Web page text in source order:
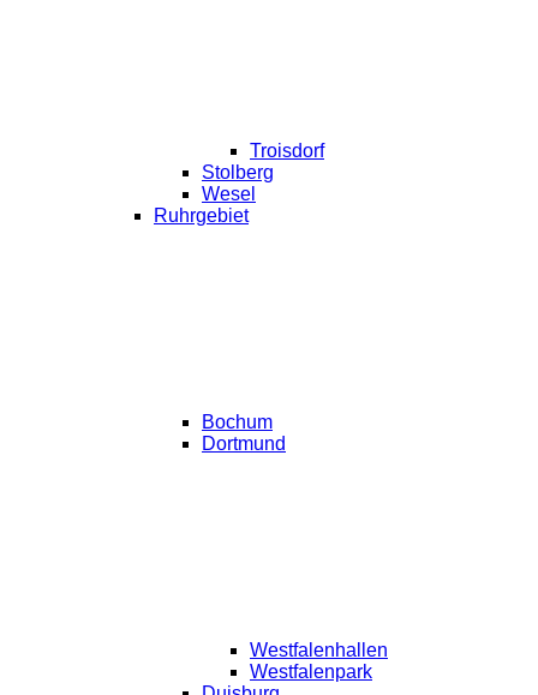
Troisdorf
Stolberg
Wesel
Ruhrgebiet
Bochum
Dortmund
Westfalenhallen
Westfalenpark